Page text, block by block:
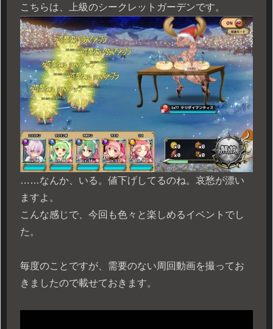
こちらは、上級のシークレットガーデンです。
……なんか、いる。値下げしてるのね。哀愁が漂い
ますよ。
こんな感じで、今回も色々と楽しめるイベントでし
た。
毎度のことですが、需要のない周回動画を撮ってお
きましたので載せておきます。